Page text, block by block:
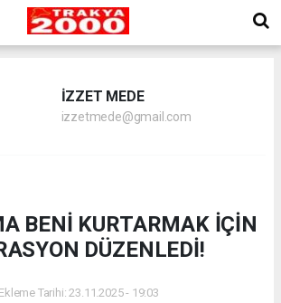
İZZET MEDE
izzetmede@gmail.com
BENİ KURTARMAK İÇİN
DÜZENLEDİ!
Ekleme Tarihi: 23.11.2025 - 19:03